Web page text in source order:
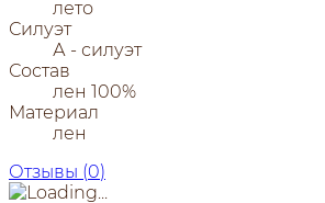
лето
Силуэт
А - силуэт
Состав
лен 100%
Материал
лен
Отзывы (0)